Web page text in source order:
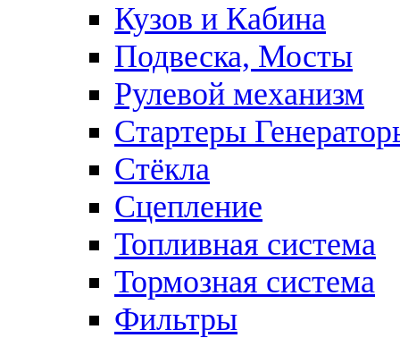
Кузов и Кабина
Подвеска, Мосты
Рулевой механизм
Стартеры
Стёкла
Сцепление
Топливная система
Тормозная система
Фильтры